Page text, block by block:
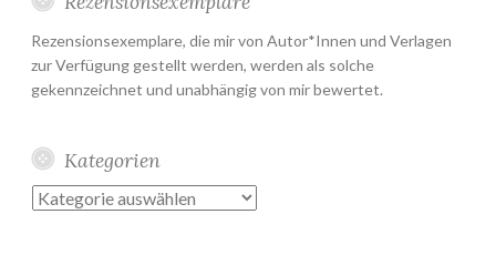
Rezensionsexemplare, die mir von Autor*Innen und Verlagen
zur Verfügung gestellt werden, werden als solche
gekennzeichnet und unabhängig von mir bewertet.
Kategorien
Kategorien